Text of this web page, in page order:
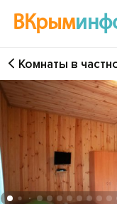
ВКрым
Войти
Избранное
История
Добавить
Комнаты в